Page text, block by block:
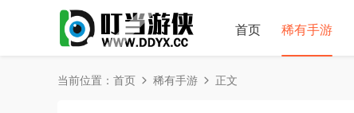
首页 稀有手游
当前位置： 首页 稀有手游 正文